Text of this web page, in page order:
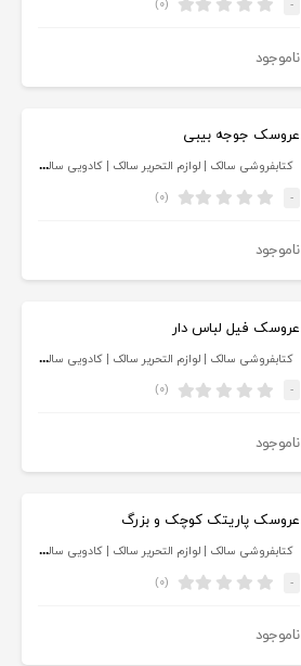
- (۰)
ناموجود
عروسک جوجه بیبی
کتابفروشی سالک | لوازم التحریر سالک | کادویی سالک
- (۰)
ناموجود
عروسک فیل لباس دار
کتابفروشی سالک | لوازم التحریر سالک | کادویی سالک
- (۰)
ناموجود
عروسک پاریتک کوچک و بزرگ
کتابفروشی سالک | لوازم التحریر سالک | کادویی سالک
- (۰)
ناموجود